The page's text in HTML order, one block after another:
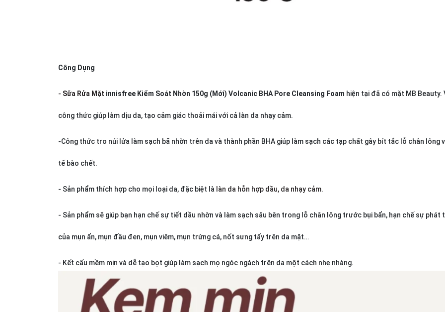
Công Dụng
- Sữa Rửa Mặt innisfree Kiểm Soát Nhờn 150g (Mới) Volcanic BHA Pore Cleansing Foam hiện tại đã có mặt MB Beauty.
công thức giúp làm dịu da, tạo cảm giác thoải mái với cả làn da nhạy cảm.
-Công thức tro núi lửa làm sạch bã nhờn trên da và thành phần BHA giúp làm sạch các tạp chất gây bít tắc lỗ chân lông
tế bào chết.
- Sản phẩm thích hợp cho mọi loại da, đặc biệt là làn da hỗn hợp dầu, da nhạy cảm.
- Sản phẩm sẽ giúp bạn hạn chế sự tiết dầu nhờn và làm sạch sâu bên trong lỗ chân lông trước bụi bẩn, hạn chế sự phát
của mụn ẩn, mụn đầu đen, mụn viêm, mụn trứng cá, nốt sưng tấy trên da mặt…
- Kết cấu mềm mịn và dễ tạo bọt giúp làm sạch mọ ngóc ngách trên da một cách nhẹ nhàng.